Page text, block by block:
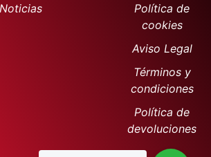
Noticias
Política de
cookies
Aviso Legal
Términos y
condiciones
Política de
devoluciones